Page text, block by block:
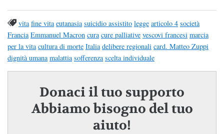
vita fine vita eutanasia suicidio assistito legge articolo 4 società
Francia Emmanuel Macron cura cure palliative vescovi francesi marcia
per la vita cultura di morte Italia delibere regionali card. Matteo Zuppi
dignità umana malattia sofferenza scelta individuale
Donaci il tuo supporto
Abbiamo bisogno del tuo
aiuto!